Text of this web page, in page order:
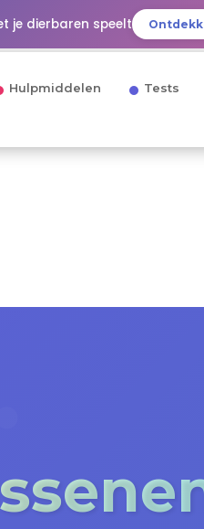
je dierbaren speelt
Hulpmiddelen Tests